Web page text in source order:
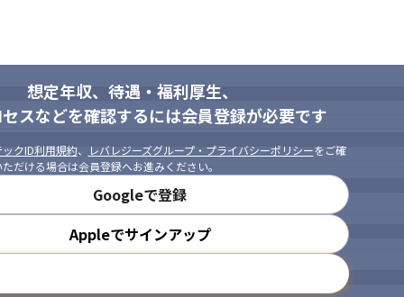
機種を選べます。（MacBook Pro可）
です。
望書籍購入などを会社負担いたします。
ありません。納期を厳しくするより、質の高い仕事をすることに重
る
想定年収、待遇・福利厚生、
スなどを確認するには会員登録が必要です
クID利用規約、 レバレジーズグループ・プライバシーポリシーをご確
だける場合は会員登録へお進みください。
Googleで登録
Appleでサインアップ